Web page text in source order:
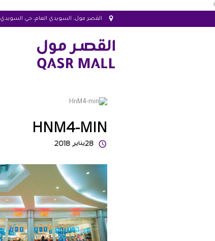
i
القصر مول، السويدي العام، حي السويدي
HNM4-MIN
28يناير, 2018